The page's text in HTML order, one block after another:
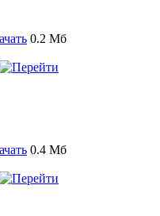
0.2 Мб
0.4 Мб